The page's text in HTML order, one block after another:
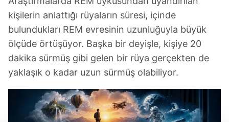
kişilerin anlattığı rüyaların süresi, içinde
bulundukları REM evresinin uzunluğuyla büyük
ölçüde örtüşüyor. Başka bir deyişle, kişiye 20
dakika sürmüş gibi gelen bir rüya gerçekten de
yaklaşık o kadar uzun sürmüş olabiliyor.